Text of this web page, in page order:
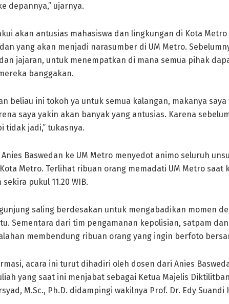
depannya,” ujarnya.
akan antusias mahasiswa dan lingkungan di Kota
yang akan menjadi narasumber di UM Metro.
jajaran, untuk menempatkan di mana semua pihak
banggakan.
beliau ini tokoh ya untuk semua kalangan, makanya
saya yakin akan banyak yang antusias. Karena
tidak jadi,” tukasnya.
Baswedan ke UM Metro menyedot animo seluruh
Metro. Terlihat ribuan orang memadati UM Metro saat
pukul 11.20 WIB.
saling berdesakan untuk mengabadikan momen
Sementara dari tim pengamanan kepolisian, satpam
membendung ribuan orang yang ingin berfoto
acara ini turut dihadiri oleh dosen dari Anies
yang saat ini menjabat sebagai Ketua Majelis
M.Sc., Ph.D. didampingi wakilnya Prof. Dr. Edy Suandi